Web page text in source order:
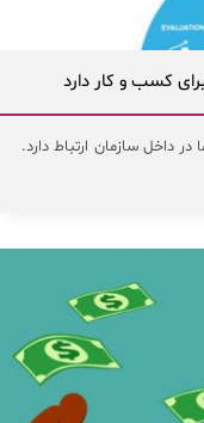
کسب و کار دارد
داخل سازمان ارتباط دارد.